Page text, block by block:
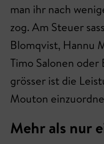
man ihr nach
zog. Am Steuer
Blomqvist, Hannu
Timo Salonen oder
grösser ist die
Mouton
Mehr als nur